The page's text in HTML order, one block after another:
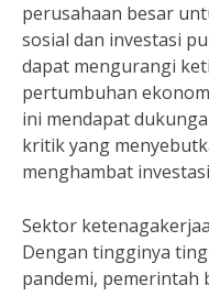
perusahaan besar
sosial dan investasi
dapat mengurangi
pertumbuhan
ini mendapat
kritik yang
menghambat
Sektor
Dengan tingginya
pandemi, pemerintah